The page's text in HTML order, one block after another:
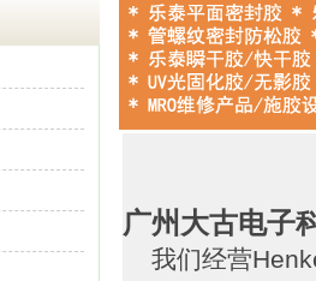
广州大古电子
我们经营